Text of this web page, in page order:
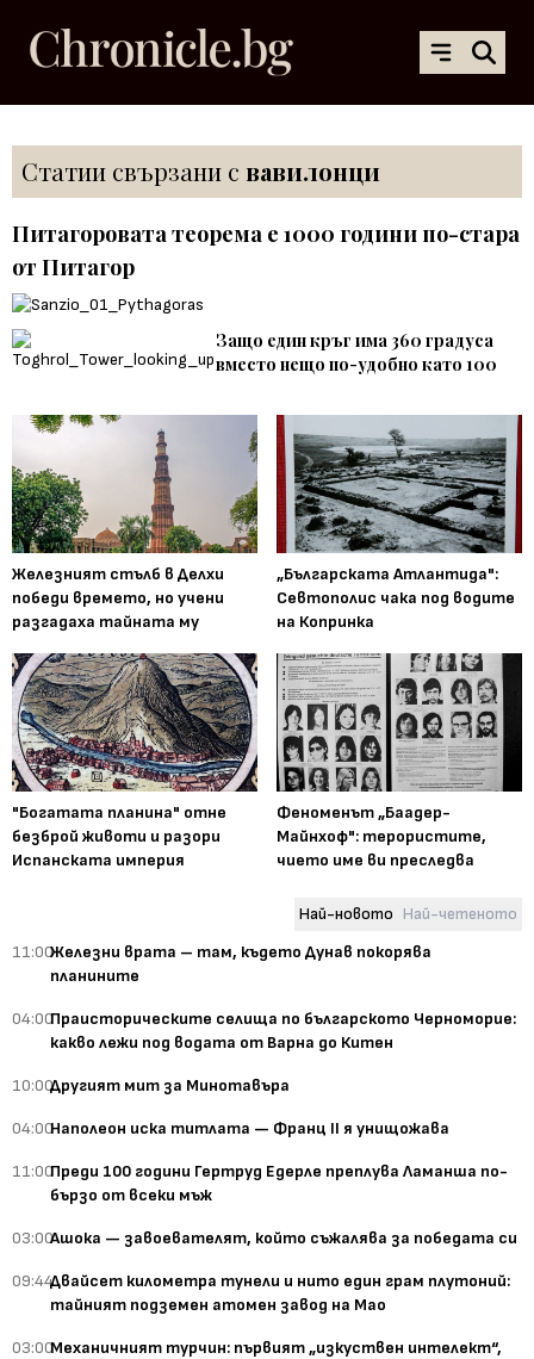
Статии свързани с вавилонци
Питагоровата теорема е 1000 години по-стара
от Питагор
Защо един кръг има 360 градуса
вместо нещо по-удобно като 100
Железният стълб в Делхи
победи времето, но учени
разгадаха тайната му
„Българската Атлантида":
Севтополис чака под водите
на Копринка
"Богатата планина" отне
безброй животи и разори
Испанската империя
Феноменът „Баадер-
Майнхоф": терористите,
чието име ви преследва
Най-новото Най-четеното
11:00Железни врата – там, където Дунав покорява
планините
04:00Праисторическите селища по българското Черноморие:
какво лежи под водата от Варна до Китен
10:00Другият мит за Минотавъра
04:00Наполеон иска титлата — Франц II я унищожава
11:00Преди 100 години Гертруд Едерле преплува Ламанша по-
бързо от всеки мъж
03:00Ашока — завоевателят, който съжалява за победата си
09:44Двайсет километра тунели и нито един грам плутоний:
тайният подземен атомен завод на Мао
03:00Механичният турчин: първият „изкуствен интелект“,